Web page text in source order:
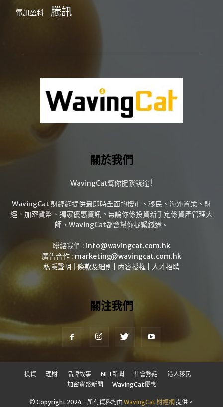
電訊盈科 騰訊
關於我們
WavingCat幫你捉緊錢途 !
WavingCat 財經網提供最即時全面的樓市、移民、海外置業、財
經、加密貨幣、獨家優惠資訊。無論你係投資新手定係資產管理大
師，WavingCat都會幫你捉緊錢途。
聯絡我們 : info@wavingcat.com.hk
廣告合作 : marketing@wavingcat.com.hk
私隱聲明
條款及細則 內容授權 人才招聘
關注我們
投資 理財 品牌故事 NFT新聞 社會熱話
港人移民
加密貨幣新聞
WavingCat優惠
© Copyright 2024 - 所有資料均由 WavingCat 財經網提供。